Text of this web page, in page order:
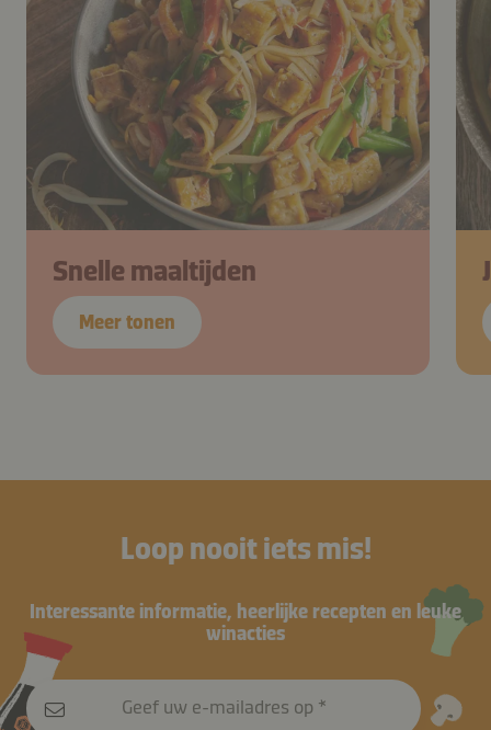
Snelle maaltijden
Meer tonen
Loop nooit iets mis!
Interessante informatie, heerlijke recepten en leuke
winacties
Geef uw e-mailadres op